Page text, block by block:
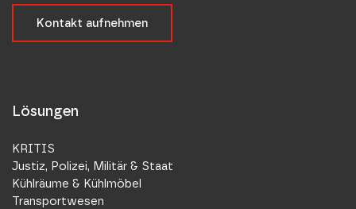
Kontakt aufnehmen
Lösungen
KRITIS
Justiz, Polizei, Militär & Staat
Kühlräume & Kühlmöbel
Transportwesen